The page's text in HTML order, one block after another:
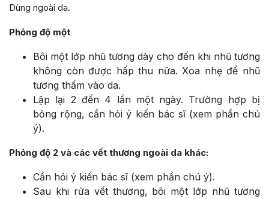
Dùng ngoài da.
Phỏng độ một
Bôi một lớp nhũ tương dày cho đến khi nhũ tương
không còn được hấp thu nữa. Xoa nhẹ để nhũ
tương thấm vào da.
Lặp lại 2 đến 4 lần một ngày. Trường hợp bị
bỏng rộng, cần hỏi ý kiến bác sĩ (xem phần chú
ý).
Phỏng độ 2 và các vết thương ngoài da khác:
Cần hỏi ý kiến bác sĩ (xem phần chú ý).
Sau khi rửa vết thương, bôi một lớp nhũ tương